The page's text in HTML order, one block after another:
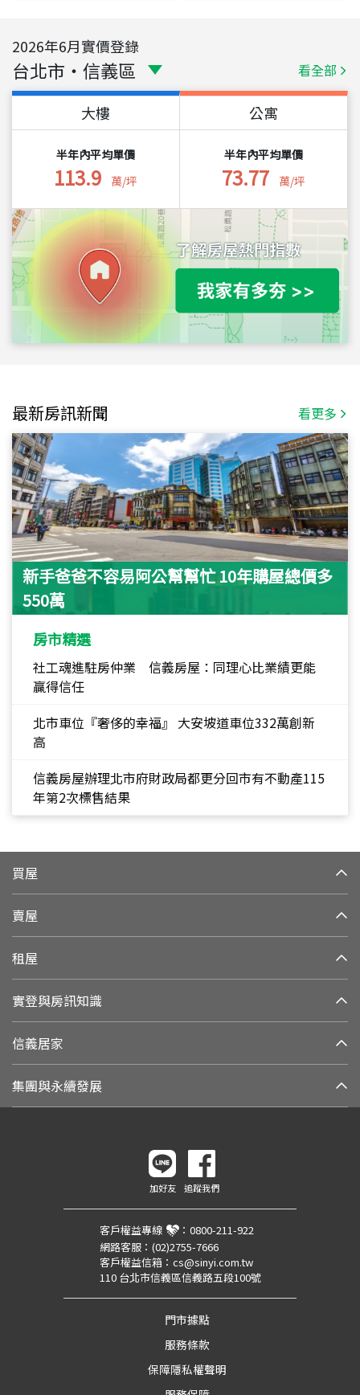
2026年6月實價登錄
台北市 ・ 信義區 看全部
大樓
半年內平均單價
113.9 萬/坪
公寓
半年內平均單價
73.77 萬/坪
最新房訊新聞 看更多
新手爸爸不容易阿公幫幫忙 10年購屋總價多
550萬
房市精選
社工魂進駐房仲業 信義房屋：同理心比業績更能
贏得信任
北市車位『奢侈的幸福』 大安坡道車位332萬創新
高
信義房屋辦理北市府財政局都更分回市有不動產115
年第2次標售結果
買屋
賣屋
租屋
實登與房訊知識
信義居家
集團與永續發展
加好友 追蹤我們
客戶權益專線 ： 0800-211-922
網路客服： (02)2755-7666
客戶權益信箱： cs@sinyi.com.tw
110 台北市信義區信義路五段100號
門市據點
服務條款
保障隱私權聲明